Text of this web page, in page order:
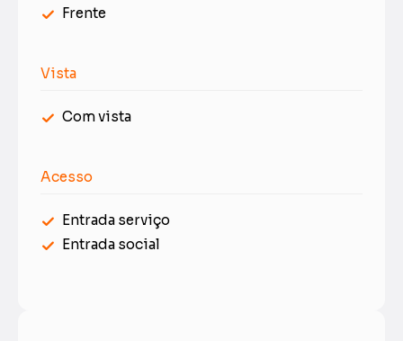
Frente
Vista
Com vista
Acesso
Entrada serviço
Entrada social